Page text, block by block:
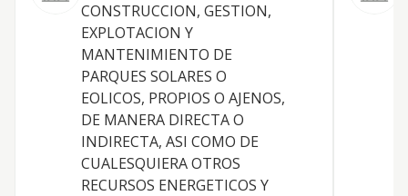
CONSTRUCCION, GESTION,
EXPLOTACION Y
MANTENIMIENTO DE
PARQUES SOLARES O
EOLICOS, PROPIOS O AJENOS,
DE MANERA DIRECTA O
INDIRECTA, ASI COMO DE
CUALESQUIERA OTROS
RECURSOS ENERGETICOS Y